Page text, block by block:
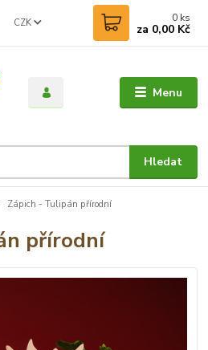
Menu
CZK
Hledat
0 ks
za 0,00 Kč
Zápich - Tulipán přírodní
přírodní